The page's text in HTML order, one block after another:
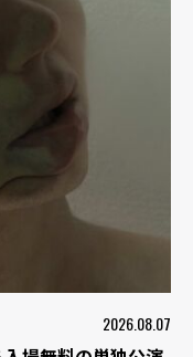
2026.08.07